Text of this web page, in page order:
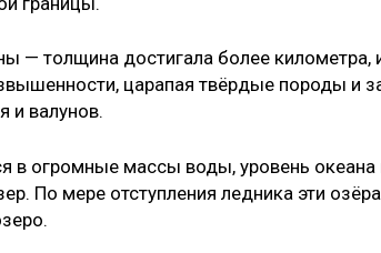
— толщина достигала более километра,
царапая твёрдые породы и
и валунов.
в огромные массы воды, уровень
По мере отступления ледника эти